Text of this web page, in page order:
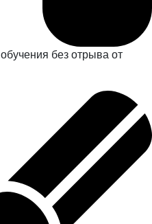
без отрыва от